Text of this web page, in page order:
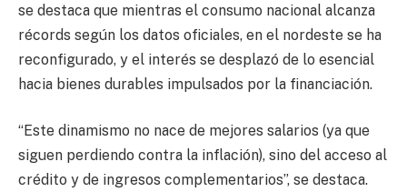
se destaca que mientras el consumo nacional alcanza
récords según los datos oficiales, en el nordeste se ha
reconfigurado, y el interés se desplazó de lo esencial
hacia bienes durables impulsados por la financiación.
“Este dinamismo no nace de mejores salarios (ya que
siguen perdiendo contra la inflación), sino del acceso al
crédito y de ingresos complementarios”, se destaca.